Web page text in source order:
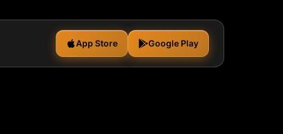
App Store Google Play